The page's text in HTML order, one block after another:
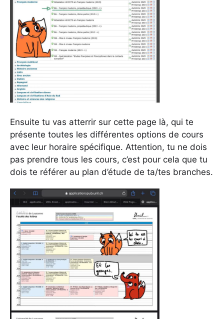
Ensuite tu vas atterrir sur cette page là, qui te
présente toutes les différentes options de cours
avec leur horaire spécifique. Attention, tu ne dois
pas prendre tous les cours, c’est pour cela que tu
dois te référer au plan d’étude de ta/tes branches.